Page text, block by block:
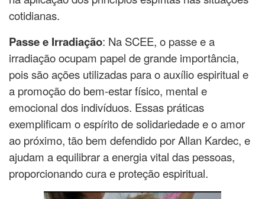
cotidianas.
Passe e Irradiação: Na SCEE, o passe e a
irradiação ocupam papel de grande importância,
pois são ações utilizadas para o auxílio espiritual e
a promoção do bem-estar físico, mental e
emocional dos indivíduos. Essas práticas
exemplificam o espírito de solidariedade e o amor
ao próximo, tão bem defendido por Allan Kardec, e
ajudam a equilibrar a energia vital das pessoas,
proporcionando cura e proteção espiritual.